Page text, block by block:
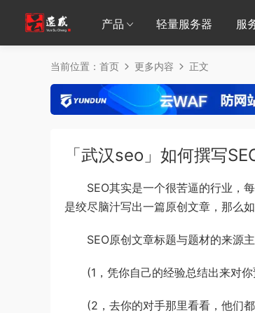
产品 轻量服务器 服
当前位置： 首页 更多内容 正文
「武汉seo」如何撰写
SEO其实是一个很苦逼的行业，每
是绞尽脑汁写出一篇原创文章，那么
SEO原创文章标题与题材的来源主
(1，凭你自己的经验总结出来对你
(2，去你的对手那里看看，他们都